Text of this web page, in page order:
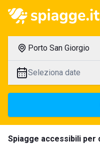
Porto San Giorgio
Seleziona date
Spiagge accessibili per